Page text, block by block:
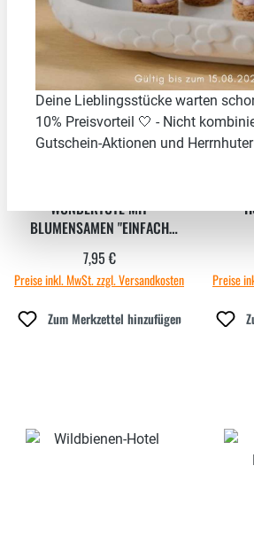
WUNDERTÜTE MIT
BLUMENSAMEN "EINFACH
DANKE"
Regulärer Preis:
7,95 €
Preise inkl. MwSt. zzgl. Versandkosten
Zum Merkzettel hinzufügen
Preise
Deine Lieblingsstücke warten
10% Preisvorteil 🤍 - Nicht
Gutschein-Aktionen und